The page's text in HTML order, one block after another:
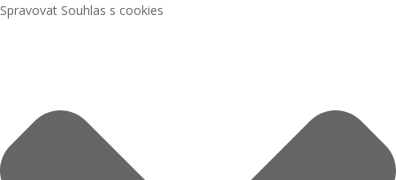
Spravovat Souhlas s cookies